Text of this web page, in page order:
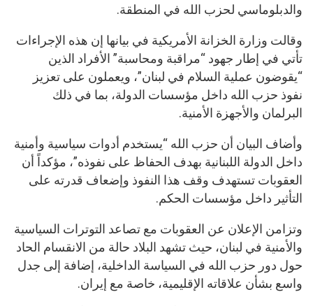
والدبلوماسي لحزب الله في المنطقة.
وقالت وزارة الخزانة الأمريكية في بيانها إن هذه الإجراءات
تأتي في إطار جهود “مراقبة ومحاسبة” الأفراد الذين
“يقوضون عملية السلام في لبنان”، ويعملون على تعزيز
نفوذ حزب الله داخل مؤسسات الدولة، بما في ذلك
البرلمان والأجهزة الأمنية.
وأضاف البيان أن حزب الله “يستخدم أدوات سياسية وأمنية
داخل الدولة اللبنانية بهدف الحفاظ على نفوذه”، مؤكداً أن
العقوبات تستهدف وقف هذا النفوذ وإضعاف قدرته على
التأثير داخل مؤسسات الحكم.
وتزامن الإعلان عن العقوبات مع تصاعد التوترات السياسية
والأمنية في لبنان، حيث تشهد البلاد حالة من الانقسام الحاد
حول دور حزب الله في السياسة الداخلية، إضافة إلى جدل
واسع بشأن علاقاته الإقليمية، خاصة مع إيران.